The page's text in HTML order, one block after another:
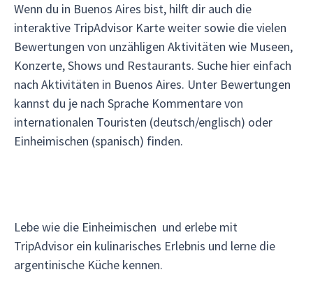
Wenn du in Buenos Aires bist, hilft dir auch die
interaktive TripAdvisor Karte weiter sowie die vielen
Bewertungen von unzähligen Aktivitäten wie Museen,
Konzerte, Shows und Restaurants. Suche hier einfach
nach Aktivitäten in Buenos Aires. Unter Bewertungen
kannst du je nach Sprache Kommentare von
internationalen Touristen (deutsch/englisch) oder
Einheimischen (spanisch) finden.
Lebe wie die Einheimischen und erlebe mit
TripAdvisor ein kulinarisches Erlebnis und lerne die
argentinische Küche kennen.